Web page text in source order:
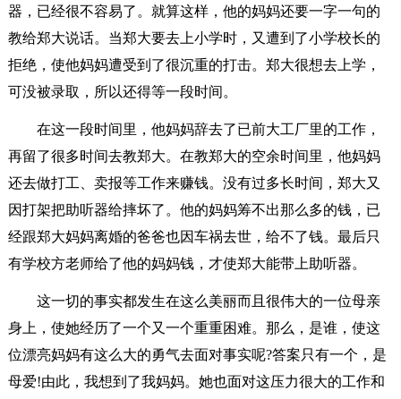
器，已经很不容易了。就算这样，他的妈妈还要一字一句的
教给郑大说话。当郑大要去上小学时，又遭到了小学校长的
拒绝，使他妈妈遭受到了很沉重的打击。郑大很想去上学，
可没被录取，所以还得等一段时间。
在这一段时间里，他妈妈辞去了已前大工厂里的工作，
再留了很多时间去教郑大。在教郑大的空余时间里，他妈妈
还去做打工、卖报等工作来赚钱。没有过多长时间，郑大又
因打架把助听器给摔坏了。他的妈妈筹不出那么多的钱，已
经跟郑大妈妈离婚的爸爸也因车祸去世，给不了钱。最后只
有学校方老师给了他的妈妈钱，才使郑大能带上助听器。
这一切的事实都发生在这么美丽而且很伟大的一位母亲
身上，使她经历了一个又一个重重困难。那么，是谁，使这
位漂亮妈妈有这么大的勇气去面对事实呢?答案只有一个，是
母爱!由此，我想到了我妈妈。她也面对这压力很大的工作和